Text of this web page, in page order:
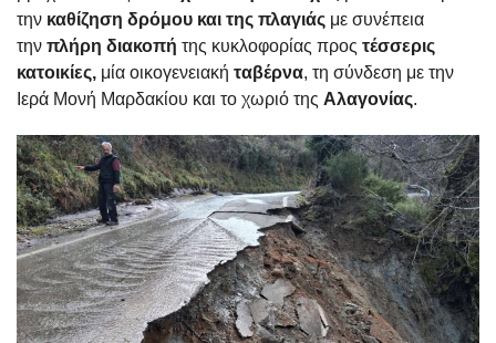
την καθίζηση δρόμου και της πλαγιάς με συνέπεια
την πλήρη διακοπή της κυκλοφορίας προς τέσσερις
κατοικίες, μία οικογενειακή ταβέρνα, τη σύνδεση με την
Ιερά Μονή Μαρδακίου και το χωριό της Αλαγονίας.